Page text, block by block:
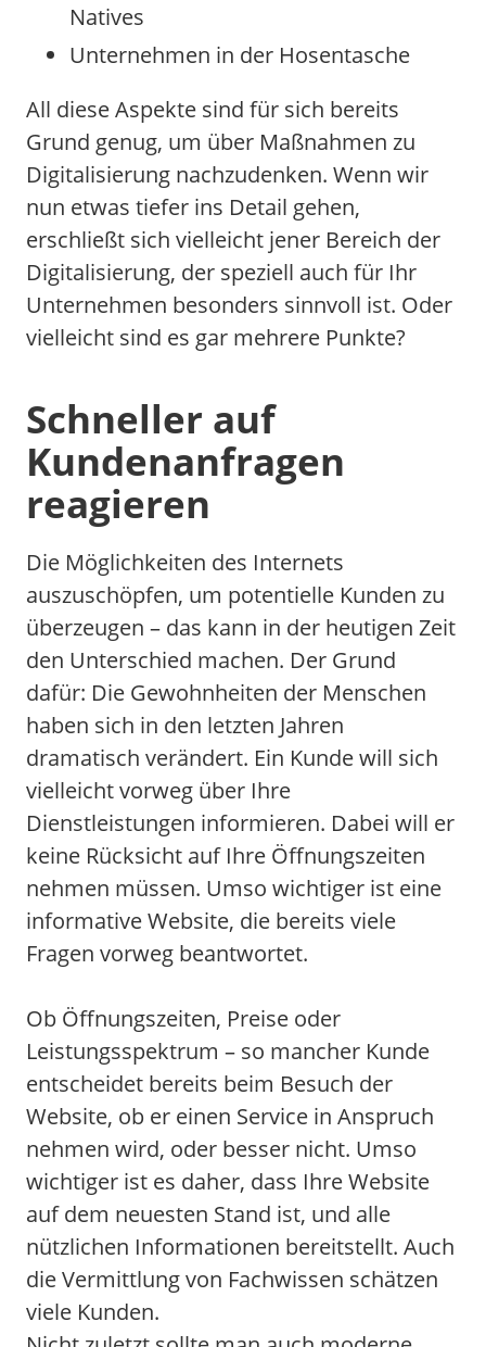
Natives
Unternehmen in der Hosentasche
All diese Aspekte sind für sich bereits
Grund genug, um über Maßnahmen zu
Digitalisierung nachzudenken. Wenn wir
nun etwas tiefer ins Detail gehen,
erschließt sich vielleicht jener Bereich der
Digitalisierung, der speziell auch für Ihr
Unternehmen besonders sinnvoll ist. Oder
vielleicht sind es gar mehrere Punkte?
Schneller auf
Kundenanfragen
reagieren
Die Möglichkeiten des Internets
auszuschöpfen, um potentielle Kunden zu
überzeugen – das kann in der heutigen Zeit
den Unterschied machen. Der Grund
dafür: Die Gewohnheiten der Menschen
haben sich in den letzten Jahren
dramatisch verändert. Ein Kunde will sich
vielleicht vorweg über Ihre
Dienstleistungen informieren. Dabei will er
keine Rücksicht auf Ihre Öffnungszeiten
nehmen müssen. Umso wichtiger ist eine
informative Website, die bereits viele
Fragen vorweg beantwortet.
Ob Öffnungszeiten, Preise oder
Leistungsspektrum – so mancher Kunde
entscheidet bereits beim Besuch der
Website, ob er einen Service in Anspruch
nehmen wird, oder besser nicht. Umso
wichtiger ist es daher, dass Ihre Website
auf dem neuesten Stand ist, und alle
nützlichen Informationen bereitstellt. Auch
die Vermittlung von Fachwissen schätzen
viele Kunden.